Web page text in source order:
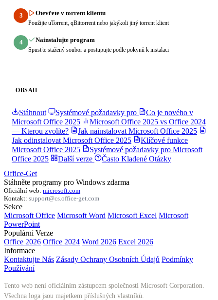
3 Otevřete v torrent klientu
Použijte uTorrent, qBittorrent nebo jakýkoli jiný torrent klient
4 Nainstalujte program
Spusťte stažený soubor a postupujte podle pokynů k instalaci
OBSAH
Stáhnout Systémové požadavky pro
Co je nového v
Microsoft Office 2025
Microsoft Office 2025 vs Office 2024
— Kterou zvolíte?
Jak nainstalovat Microsoft Office 2025
Jak odinstalovat Microsoft Office 2025
Klíčové funkce
Microsoft Office 2025
Systémové požadavky pro Microsoft
Office 2025
Další verze
Často Kladené Otázky
Office-Get
Stáhněte programy pro Windows zdarma
Oficiální web: microsoft.com
Kontakt: support@cs.office-get.com
Sekce
Microsoft Office Microsoft Word Microsoft Excel Microsoft
PowerPoint
Populární Verze
Office 2026 Office 2024 Word 2026 Excel 2026
Informace
Kontaktujte Nás Zásady Ochrany Osobních Údajů Podmínky
Používání
Tento web není oficiálním zástupcem společnosti Microsoft Corporation.
Všechna loga jsou majetkem příslušných vlastníků.